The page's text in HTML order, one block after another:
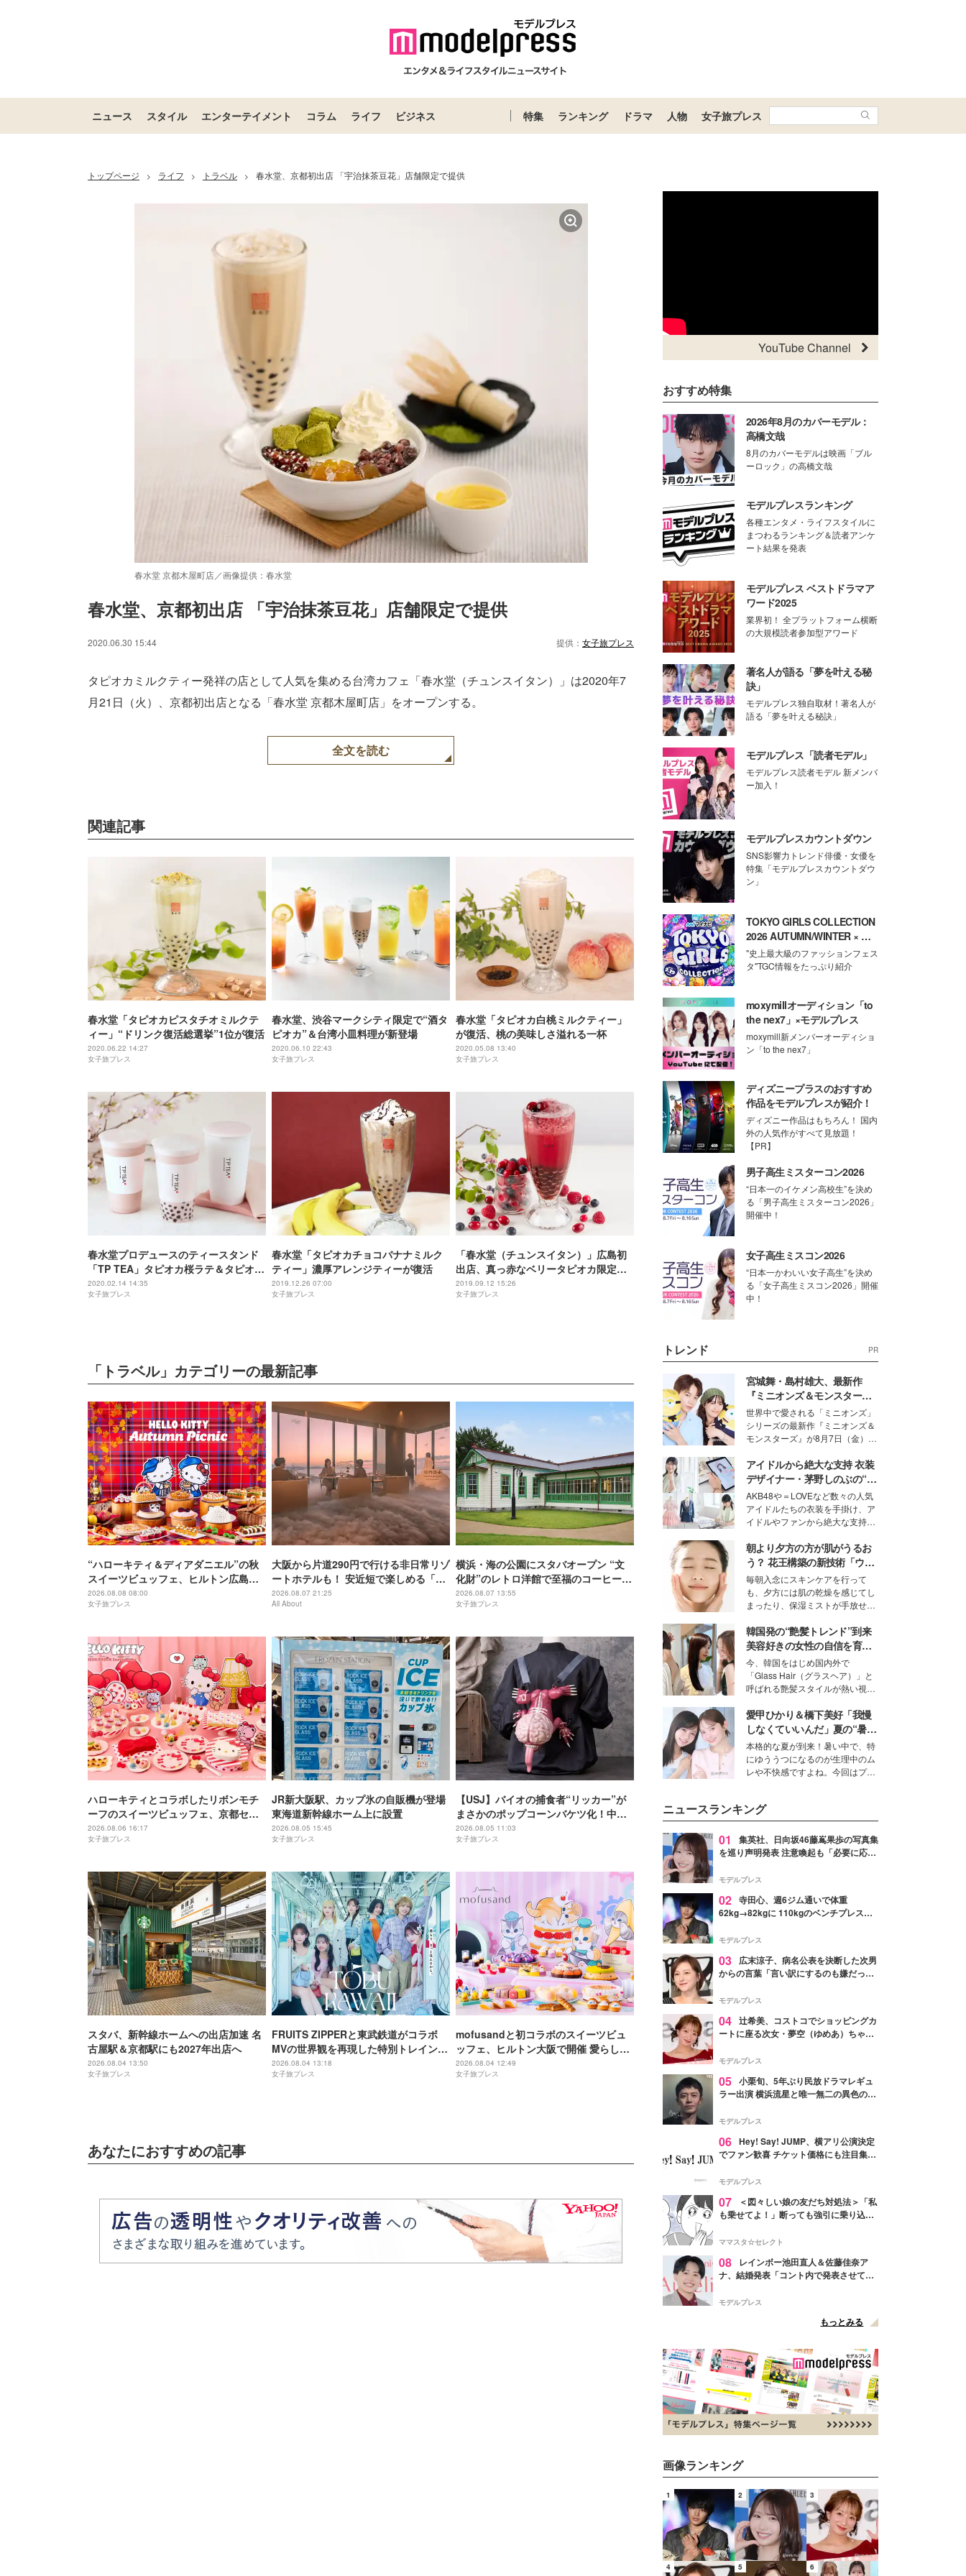
ニュース スタイル エンターテイメント コラム ライフ ビジネス 特集 ランキング ドラマ 人物 女子旅プレス
トップページ > ライフ > トラベル > 春水堂、京都初出店 「宇治抹茶豆花」店舗限定で提供
春水堂 京都木屋町店／画像提供：春水堂
春水堂、京都初出店 「宇治抹茶豆花」店舗限定で提供
2020.06.30 15:44 提供： 女子旅プレス
タピオカミルクティー発祥の店として人気を集める台湾カフェ「春水堂（チュンスイタン）」は2020年7
月21日（火）、京都初出店となる「春水堂 京都木屋町店」をオープンする。
全文を読む
関連記事
春水堂「タピオカピスタチオミルクテ
ィー」“ドリンク復活総選挙”1位が復活
2020.06.22 14:27
女子旅プレス
春水堂、渋谷マークシティ限定で“酒タ
ピオカ”＆台湾小皿料理が新登場
2020.06.10 22:43
女子旅プレス
春水堂「タピオカ白桃ミルクティー」
が復活、桃の美味しさ溢れる一杯
2020.05.08 13:40
女子旅プレス
春水堂プロデュースのティースタンド
「TP TEA」タピオカ桜ラテ＆タピオカ
麦茶ラテ登場
2020.02.14 14:35
女子旅プレス
春水堂「タピオカチョコバナナミルク
ティー」濃厚アレンジティーが復活
2019.12.26 07:00
女子旅プレス
「春水堂（チュンスイタン）」広島初
出店、真っ赤なベリータピオカ限定登
場
2019.09.12 15:26
女子旅プレス
「トラベル」カテゴリーの最新記事
“ハローキティ＆ディアダニエル”の秋
スイーツビュッフェ、ヒルトン広島で
開催
2026.08.08 08:00
女子旅プレス
大阪から片道290円で行ける非日常リゾ
ートホテルも！ 安近短で楽しめる「関
西穴場」のおすすめホテル3選
2026.08.07 21:25
All About
横浜・海の公園にスタバオープン “文
化財”のレトロ洋館で至福のコーヒー時
間
2026.08.07 13:55
女子旅プレス
ハローキティとコラボしたリボンモチ
ーフのスイーツビュッフェ、京都セン
チュリーホテルで開催
2026.08.06 16:17
女子旅プレス
JR新大阪駅、カップ氷の自販機が登場
東海道新幹線ホーム上に設置
2026.08.05 15:45
女子旅プレス
【USJ】バイオの捕食者“リッカー”が
まさかのポップコーンバケツ化！中身
は味噌フレーバー
2026.08.05 11:03
女子旅プレス
スタバ、新幹線ホームへの出店加速 名
古屋駅＆京都駅にも2027年出店へ
2026.08.04 13:50
女子旅プレス
FRUITS ZIPPERと東武鉄道がコラボ
MVの世界観を再現した特別トレイン＆
メンバーの限定アナウンス
2026.08.04 13:18
女子旅プレス
mofusandと初コラボのスイーツビュ
ッフェ、ヒルトン大阪で開催 愛らしい
にゃんこ達がケーキに
2026.08.04 12:49
女子旅プレス
あなたにおすすめの記事
YouTube Channel
おすすめ特集
2026年8月のカバーモデル：
高橋文哉
8月のカバーモデルは映画「ブル
ーロック」の高橋文哉
モデルプレスランキング
各種エンタメ・ライフスタイルに
まつわるランキング＆読者アンケ
ート結果を発表
モデルプレス ベストドラマア
ワード2025
業界初！ 全プラットフォーム横断
の大規模読者参加型アワード
著名人が語る「夢を叶える秘
訣」
モデルプレス独自取材！著名人が
語る「夢を叶える秘訣」
モデルプレス「読者モデル」
モデルプレス読者モデル 新メンバ
ー加入！
モデルプレスカウントダウン
SNS影響力トレンド俳優・女優を
特集「モデルプレスカウントダウ
ン」
TOKYO GIRLS COLLECTION
2026 AUTUMN/WINTER × モ
デルプレス
"史上最大級のファッションフェス
タ"TGC情報をたっぷり紹介
moxymillオーディション「to
the nex7」×モデルプレス
moxymill新メンバーオーディショ
ン「to the nex7」
ディズニープラスのおすすめ
作品をモデルプレスが紹介！
ディズニー作品はもちろん！ 国内
外の人気作がすべて見放題！
【PR】
男子高生ミスターコン2026
“日本一のイケメン高校生”を決め
る「男子高生ミスターコン2026」
開催中！
女子高生ミスコン2026
“日本一かわいい女子高生”を決め
る「女子高生ミスコン2026」開催
中！
トレンド PR
宮城舞・島村雄大、最新作
『ミニオンズ＆モンスター
ズ』の魅力熱弁 ハチャメチャ
だけじゃない“友情と絆”に感
動
世界中で愛される「ミニオンズ」
シリーズの最新作『ミニオンズ＆
モンスターズ』が8月7日（金）に
ニオン好き”という共通点を持つモ
デルの宮城舞と島村雄大の特別対
談をお届け！それぞれの視点か
ら、今作ならではの魅力や予想外
の感動をもたらす奥深いストーリ
ーについて熱く語り合ってもらっ
た。
アイドルから絶大な支持 衣装
デザイナー・茅野しのぶの“可
愛い”を作る美学＜「シチズン
クロスシー」インタビュー＞
AKB48や＝LOVEなど数々の人気
アイドルたちの衣装を手掛け、ア
イドルやファンから絶大な支持を
取締役兼クリエイティブディレク
ター・茅野しのぶ。一人ひとりの
個性に寄り添い、魅力を引き出す
衣装作りは、多くの女性たちに勇
気と自信を与え続けている。
朝より夕方の方が肌がうるお
う？ 花王構築の新技術「ウォ
ーターキャプチャリングスキ
ン（捕水肌）」がスキンケア
の常識を変える予感
毎朝入念にスキンケアを行って
も、夕方には肌の乾燥を感じてし
まったり、保湿ミストが手放せな
な美容の常識を大きく変える可能
性を秘めた、革新的な「Water
Capturing Skin（ウォーターキャ
プチャリングスキン：捕水肌）」
技術を、花王が構築した。
韓国発の“艶髪トレンド”到来
美容好きの女性の自信を育む
「ヘアケア事情」って？
今、韓国をはじめ国内外で
「Glass Hair（グラスヘア）」と
呼ばれる艶髪スタイルが熱い視線
ションの完成度を高めるベースと
して、“髪そのものの美しさ”に改
めて注目する人が増えている様
子。今回は、そんな憧れの艶やか
な髪を日常で叶える、美容好きの
女性たちのヘアケア事情を紹介し
愛甲ひかり＆橋下美好「我慢
しなくていいんだ」夏の“暑さ
対策”の新しい選択肢とは？
本格的な夏が到来！暑い中で、特
にゆううつになるのが生理中のム
レや不快感ですよね。今回はプラ
好さんを迎えて本音で女子会トー
ク。猛暑のお出かけを快適に過ご
すヒントや、2人が感動した夏の
生理の新常識にも迫りました。
ニュースランキング
01
集英社、日向坂46藤嶌果歩の写真集
を巡り声明発表 注意喚起も「必要に応じ
モデルプレス
02 寺田心、週6ジム通いで体重
62kg→82kgに 110kgのベンチプレス持
「かっこいい」と反響
モデルプレス
03
広末涼子、病名公表を決断した次男
からの言葉「言い訳にするのも嫌だっ
モデルプレス
04 辻希美、コストコでショッピングカ
ートに座る次女・夢空（ゆめあ）ちゃん
ぎ」「成長を感じる」の声
モデルプレス
05 小栗旬、5年ぶり民放ドラマレギュ
ラー出演 横浜流星と唯一無二の異色のバ
モデルプレス
06 Hey! Say! JUMP、横アリ公演決定
でファン歓喜 チケット価格にも注目集ま
モデルプレス
07
＜図々しい娘の友だち対処法＞「私
も乗せてよ！」断っても強引に乗り込ん
ママスタ☆セレクト
08
レインボー池田直人＆佐藤佳奈ア
ナ、結婚発表「コント内で発表させてい
点変更のため
モデルプレス
もっとみる
画像ランキング
1 2 3
4 5 6